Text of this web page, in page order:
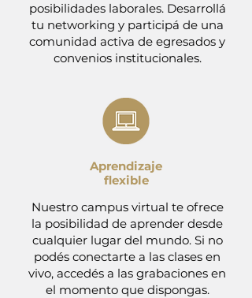
posibilidades laborales. Desarrollá
tu networking y participá de una
comunidad activa de egresados y
convenios institucionales.
Aprendizaje
flexible
Nuestro campus virtual te ofrece
la posibilidad de aprender desde
cualquier lugar del mundo. Si no
podés conectarte a las clases en
vivo, accedés a las grabaciones en
el momento que dispongas.